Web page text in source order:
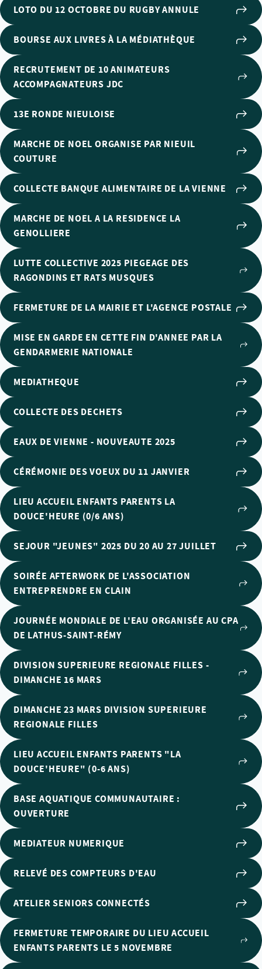
LOTO DU 12 OCTOBRE DU RUGBY ANNULE
BOURSE AUX LIVRES À LA MÉDIATHÈQUE
RECRUTEMENT DE 10 ANIMATEURS
ACCOMPAGNATEURS JDC
13E RONDE NIEULOISE
MARCHE DE NOEL ORGANISE PAR NIEUIL
COUTURE
COLLECTE BANQUE ALIMENTAIRE DE LA VIENNE
MARCHE DE NOEL A LA RESIDENCE LA
GENOLLIERE
LUTTE COLLECTIVE 2025 PIEGEAGE DES
RAGONDINS ET RATS MUSQUES
FERMETURE DE LA MAIRIE ET L'AGENCE POSTALE
MISE EN GARDE EN CETTE FIN D'ANNEE PAR LA
GENDARMERIE NATIONALE
MEDIATHEQUE
COLLECTE DES DECHETS
EAUX DE VIENNE - NOUVEAUTE 2025
CÉRÉMONIE DES VOEUX DU 11 JANVIER
LIEU ACCUEIL ENFANTS PARENTS LA
DOUCE'HEURE (0/6 ANS)
SEJOUR "JEUNES" 2025 DU 20 AU 27 JUILLET
SOIRÉE AFTERWORK DE L'ASSOCIATION
ENTREPRENDRE EN CLAIN
JOURNÉE MONDIALE DE L'EAU ORGANISÉE AU CPA
DE LATHUS-SAINT-RÉMY
DIVISION SUPERIEURE REGIONALE FILLES -
DIMANCHE 16 MARS
DIMANCHE 23 MARS DIVISION SUPERIEURE
REGIONALE FILLES
LIEU ACCUEIL ENFANTS PARENTS "LA
DOUCE'HEURE" (0-6 ANS)
BASE AQUATIQUE COMMUNAUTAIRE :
OUVERTURE
MEDIATEUR NUMERIQUE
RELEVÉ DES COMPTEURS D'EAU
ATELIER SENIORS CONNECTÉS
FERMETURE TEMPORAIRE DU LIEU ACCUEIL
ENFANTS PARENTS LE 5 NOVEMBRE